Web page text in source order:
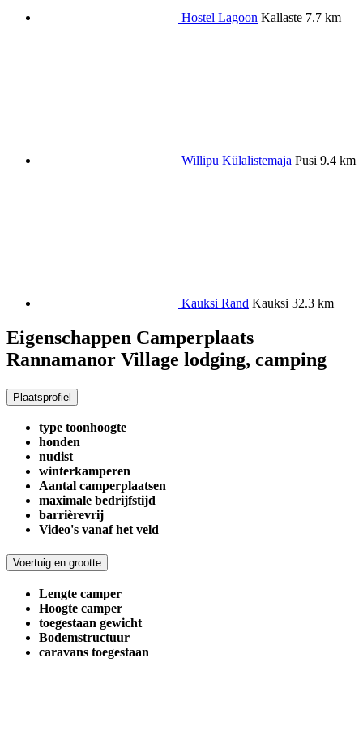
Hostel Lagoon Kallaste 7.7 km
Willipu Külalistemaja Pusi 9.4 km
Kauksi Rand Kauksi 32.3 km
Eigenschappen Camperplaats
Rannamanor Village lodging, camping
Plaatsprofiel
type toonhoogte
honden
nudist
winterkamperen
Aantal camperplaatsen
maximale bedrijfstijd
barrièrevrij
Video's vanaf het veld
Voertuig en grootte
Lengte camper
Hoogte camper
toegestaan ​​gewicht
Bodemstructuur
caravans toegestaan